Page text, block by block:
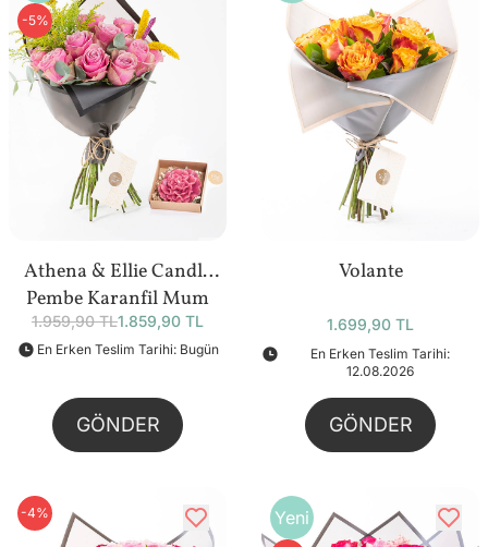
-5%
Athena & Ellie Candle
Pembe Karanfil Mum
Bundle
1.959,90 TL1.859,90 TL
En Erken Teslim Tarihi: Bugün
GÖNDER
Volante
1.699,90 TL
En Erken Teslim Tarihi:
12.08.2026
GÖNDER
-4% Yeni